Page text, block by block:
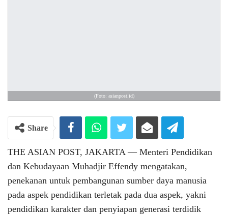
(Foto: asianpost.id)
Share
THE ASIAN POST, JAKARTA — Menteri Pendidikan
dan Kebudayaan Muhadjir Effendy mengatakan,
penekanan untuk pembangunan sumber daya manusia
pada aspek pendidikan terletak pada dua aspek, yakni
pendidikan karakter dan penyiapan generasi terdidik